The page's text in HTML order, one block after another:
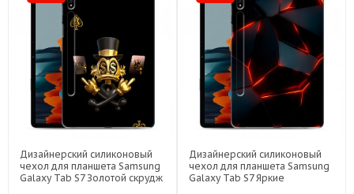
Дизайнерский силиконовый
чехол для планшета Samsung
Galaxy Tab S7 Золотой скрудж
Дизайнерский силиконовый
чехол для планшета Samsung
Galaxy Tab S7 Яркие